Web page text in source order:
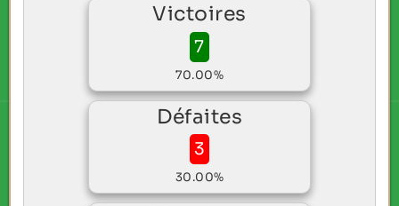
Victoires
7
70.00%
Défaites
3
30.00%